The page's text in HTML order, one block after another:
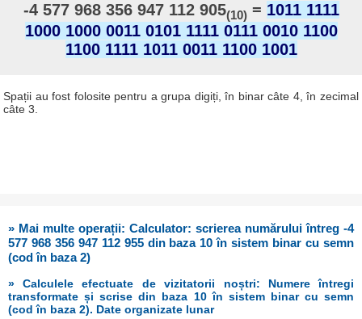
-4 577 968 356 947 112 905(10) = 1011 1111
1000 1000 0011 0101 1111 0111 0010 1100
1100 1111 1011 0011 1100 1001
Spații au fost folosite pentru a grupa digiți, în binar câte 4, în zecimal
câte 3.
» Mai multe operații: Calculator: scrierea numărului întreg -4
577 968 356 947 112 955 din baza 10 în sistem binar cu semn
(cod în baza 2)
» Calculele efectuate de vizitatorii noștri: Numere întregi
transformate și scrise din baza 10 în sistem binar cu semn
(cod în baza 2). Date organizate lunar